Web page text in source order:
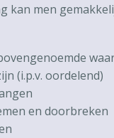
kan men
(i.p.v. oordelend)
en doorbreken